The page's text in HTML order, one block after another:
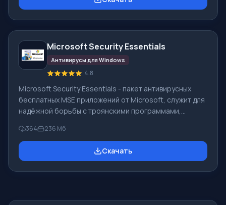
обеспечение высокой надёжности и качества.
персонального пользования, этот продукт содержит
Microsoft Security Essentials
Антивирусы для Windows
4.8
Microsoft Security Essentials - пакет антивирусных
бесплатных MSE приложений от Microsoft, служит для
надёжной борьбы с троянскими программами,
Программа работает лишь на ПК, где стоит XP
Windows (32-бит), 7 и Vista (64 либо 32-бит). MSE
заменил антивирусную коммерческую программу
и защиты Dynamic Signature Service поз
364 236 Мб
Скачать